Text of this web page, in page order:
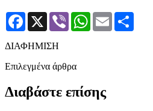
Facebook
X Viber WhatsApp
Email
ΔΙΑΦΗΜΙΣΗ
Επιλεγμένα άρθρα
Διαβάστε επίσης